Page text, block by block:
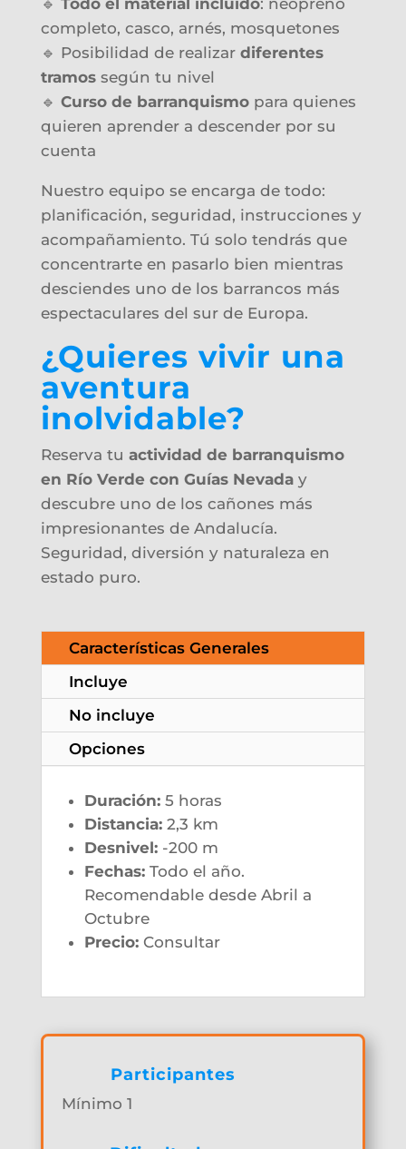
🔹 Todo el material incluido: neopreno
completo, casco, arnés, mosquetones
🔹 Posibilidad de realizar diferentes
tramossegún tu nivel
🔹 Curso de barranquismopara quienes
quieren aprender a descender por su
cuenta
Nuestro equipo se encarga de todo:
planificación, seguridad, instrucciones y
acompañamiento. Tú solo tendrás que
concentrarte en pasarlo bien mientras
desciendes uno de los barrancos más
espectaculares del sur de Europa.
¿Quieres vivir una
aventura
inolvidable?
Reserva tu actividad de barranquismo
en Río Verde con Guías Nevaday
descubre uno de los cañones más
impresionantes de Andalucía.
Seguridad, diversión y naturaleza en
estado puro.
Características Generales
Incluye
No incluye
Opciones
Duración: 5 horas
Distancia: 2,3 km
Desnivel: -200 m
Fechas: Todo el año.
Recomendable desde Abril a
Octubre
Precio: Consultar
Participantes
Mínimo 1